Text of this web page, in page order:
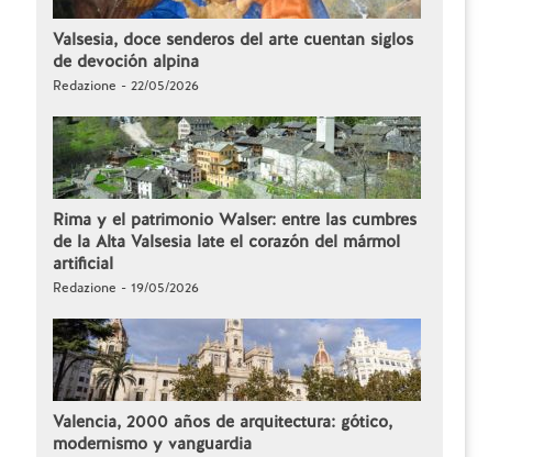
Valsesia, doce senderos del arte cuentan siglos
de devoción alpina
Redazione - 22/05/2026
Rima y el patrimonio Walser: entre las cumbres
de la Alta Valsesia late el corazón del mármol
artificial
Redazione - 19/05/2026
Valencia, 2000 años de arquitectura: gótico,
modernismo y vanguardia